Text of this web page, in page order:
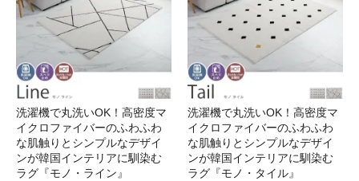
洗濯機で丸洗いOK！高密度マ
イクロファイバーのふわふわ
な肌触りとシンプルなデザイ
ンが韓国インテリアに馴染む
ラグ『モノ・ライン』
洗濯機で丸洗いOK！高密度マ
イクロファイバーのふわふわ
な肌触りとシンプルなデザイ
ンが韓国インテリアに馴染む
ラグ『モノ・タイル』